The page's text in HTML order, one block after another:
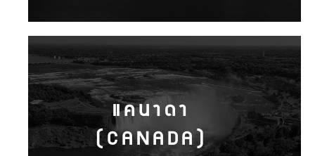
แคนาดา
(CANADA)